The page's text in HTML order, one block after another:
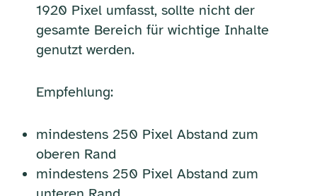
1920 Pixel umfasst, sollte nicht der
gesamte Bereich für wichtige Inhalte
genutzt werden.
Empfehlung:
mindestens 250 Pixel Abstand zum
oberen Rand
mindestens 250 Pixel Abstand zum